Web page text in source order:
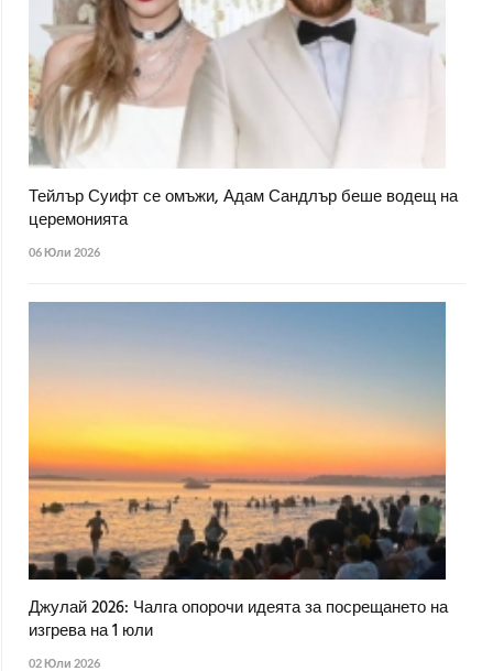
Тейлър Суифт се омъжи, Адам Сандлър беше водещ на
церемонията
06 Юли 2026
Джулай 2026: Чалга опорочи идеята за посрещането на
изгрева на 1 юли
02 Юли 2026